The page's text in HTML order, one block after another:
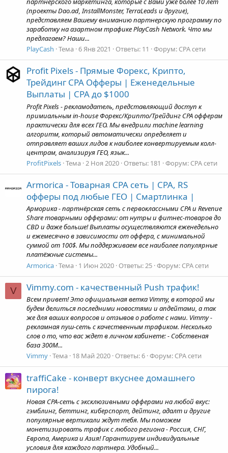
(проекты Dao.ad, InstallMonster, TerraLeads и другие),
представляем Вашему вниманию партнерскую программу по
заработку на азартном трафике PlayCash Network. Что мы
предлагаем? Наши...
PlayCash Тема 6 Янв 2021 Ответы: 11 Форум: CPA сети
Profit Pixels - Прямые Форекс, Крипто,
Трейдинг CPA Офферы | Еженедельные
Выплаты | CPA до $1000
Profit Pixels - рекламодатель, представляющий доступ к
примиальным in-house Форекс/Крипто/Трейдинг CPA офферам
практически для всех ГЕО. Мы внедрили machine learning
алгоритм, который автоматически определяет и
отправляет ваших лидов к наиболее конвертируемым колл-
центрам, анализируя ГЕО, язык...
ProfitPixels Тема 2 Ноя 2020 Ответы: 181 Форум: CPA сети
Armorica - Товарная CPA сеть | CPA, RS
офферы под любые ГЕО | Смартлинка |
Арморика - партнёрская сеть с первоклассными CPA и Revenue
Share товарными офферами: от нутры и фитнес-товаров до
CBD и даже больше! Выплаты осуществляются еженедельно
и ежемесячно в зависимости от оффера, с минимальной
суммой от 100$. Мы поддерживаем все наиболее популярные
платёжные системы...
Armorica Тема 1 Июн 2020 Ответы: 25 Форум: CPA сети
V Vimmy.com - качественный Push трафик!
Всем привет! Это официальная ветка Vimmy, в которой мы
будем делиться последними новостями и апдейтами, а так
же для ваших вопросов и отзывов о работе с нами. Vimmy -
рекламная пуш-сеть с качественным трафиком. Несколько
слов о то, что вас ждет в личном кабинете: - Собственая
база 300М...
Vimmy Тема 18 Май 2020 Ответы: 6 Форум: CPA сети
traffiCake - конверт вкуснее домашнего
пирога!
Новая CPA-сеть с эксклюзивными офферами на любой вкус:
гэмблинг, беттинг, киберспорт, дейтинг, адалт и другие
популярные вертикали ждут тебя. Мы поможем
монетизировать трафик с любого региона - Россия, СНГ,
Европа, Америка и Азия! Гарантируем индивидуальные
условия для каждого партнера. Удобный...